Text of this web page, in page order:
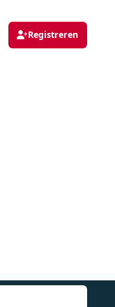
Registreren